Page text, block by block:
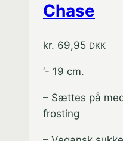
Chase
kr. 69,95 DKK
‘- 19 cm.
– Sættes på
frosting